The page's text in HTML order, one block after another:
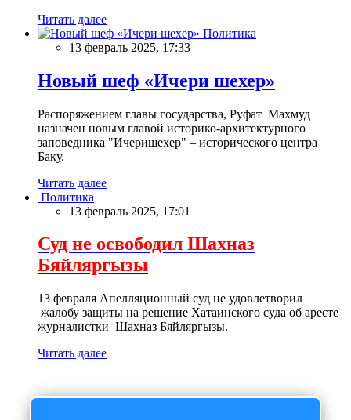
Читать далее
Политика
13 февраль 2025, 17:33
Новый шеф «Ичери шехер»
Распоряжением главы государства, Руфат Махмуд
назначен новым главой историко-архитектурного
заповедника "Ичеришехер" – исторического центра
Баку.
Читать далее
Политика
13 февраль 2025, 17:01
Суд не освободил Шахназ
Бяйляргызы
13 февраля Апелляционный суд не удовлетворил
жалобу защиты на решение Хатаинского суда об аресте
журналистки Шахназ Бяйляргызы.
Читать далее